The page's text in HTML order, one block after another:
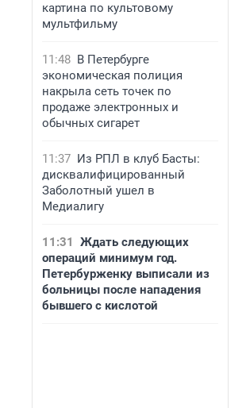
картина по культовому
мультфильму
11:48 В Петербурге
экономическая полиция
накрыла сеть точек по
продаже электронных и
обычных сигарет
11:37 Из РПЛ в клуб Басты:
дисквалифицированный
Заболотный ушел в
Медиалигу
11:31
Ждать следующих
операций минимум год.
Петербурженку выписали из
больницы после нападения
бывшего с кислотой